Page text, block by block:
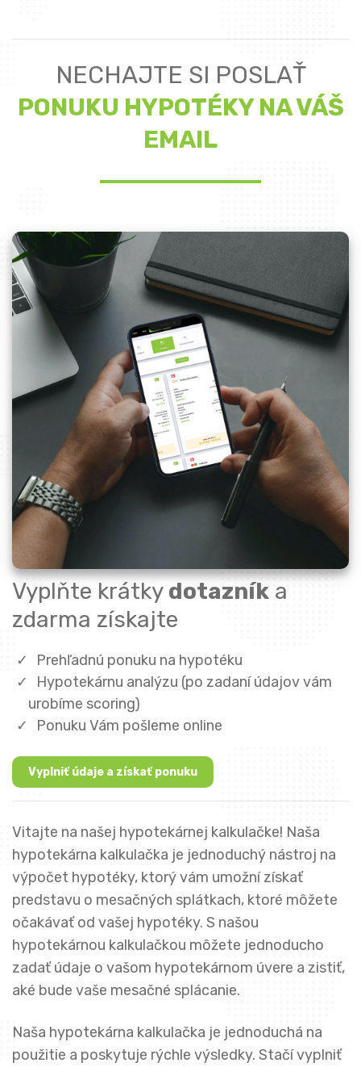
NECHAJTE SI POSLAŤ
PONUKU HYPOTÉKY NA VÁŠ
EMAIL
Vyplňte krátky dotazník a
zdarma získajte
Prehľadnú ponuku na hypotéku
Hypotekárnu analýzu (po zadaní údajov vám
urobíme scoring)
Ponuku Vám pošleme online
Vyplniť údaje a získať ponuku
Vitajte na našej hypotekárnej kalkulačke! Naša
hypotekárna kalkulačka je jednoduchý nástroj na
výpočet hypotéky, ktorý vám umožní získať
predstavu o mesačných splátkach, ktoré môžete
očakávať od vašej hypotéky. S našou
hypotekárnou kalkulačkou môžete jednoducho
zadať údaje o vašom hypotekárnom úvere a zistiť,
aké bude vaše mesačné splácanie.
Naša hypotekárna kalkulačka je jednoduchá na
použitie a poskytuje rýchle výsledky. Stačí vyplniť